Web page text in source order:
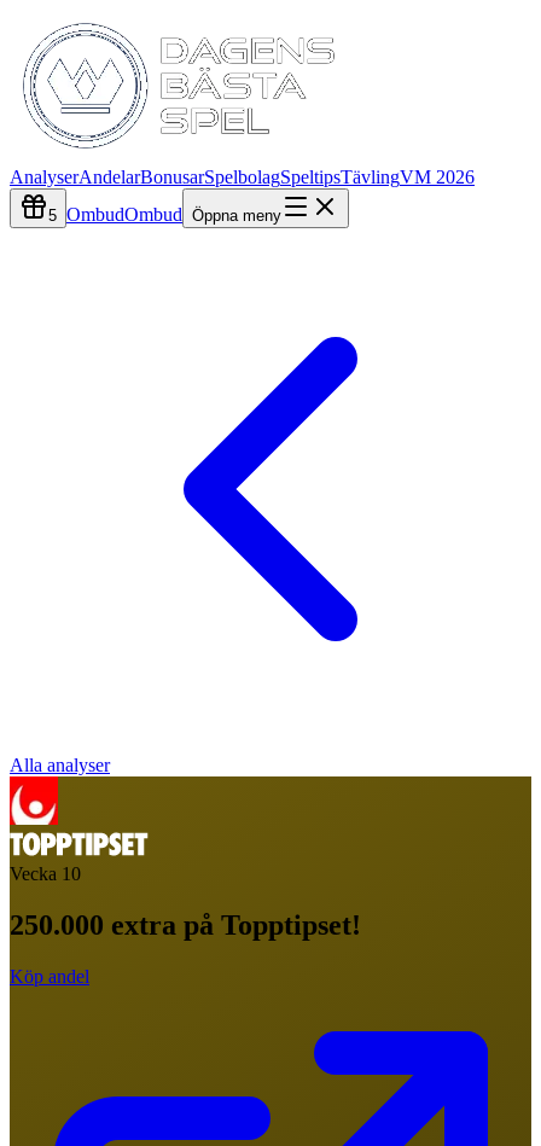
AnalyserAndelarBonusarSpelbolagSpeltipsTävlingVM 2026
5 OmbudOmbud Öppna meny
Alla analyser
Vecka 10
250.000 extra på Topptipset!
Köp andel